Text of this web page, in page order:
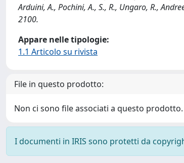
Arduini, A., Pochini, A., S., R., Ungaro, R.,
2100.
Appare nelle tipologie:
1.1 Articolo su rivista
File in questo prodotto:
Non ci sono file associati a questo prodotto.
I documenti in IRIS sono protetti da